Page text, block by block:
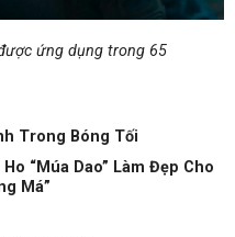
ứng dụng trong 65
Trong Bóng Tối
“Múa Dao” Làm Đẹp Cho
Má”